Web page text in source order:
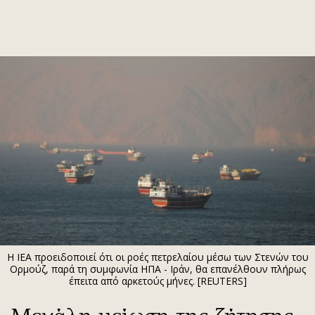
Κύπρος
Βουλευτικές 2026
Εκλογές 2024
Προεδρικές 2023
Δημοσκοπήσεις
Διπλωματία
Απόψεις
Αρθρογραφία
The Hill
Υγεία
Αγγελίες
Ενοικιάζονται
Πωλούνται
Ζητούν εργασία
Θέσεις εργασίας
Η ΙΕΑ προειδοποιεί ότι οι ροές πετρελαίου μέσω των Στενών του
Ορμούζ, παρά τη συμφωνία ΗΠΑ - Ιράν, θα επανέλθουν πλήρως
έπειτα από αρκετούς μήνες. [REUTERS]